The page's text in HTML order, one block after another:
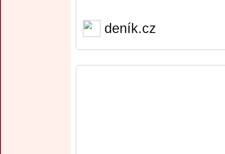
deník.cz